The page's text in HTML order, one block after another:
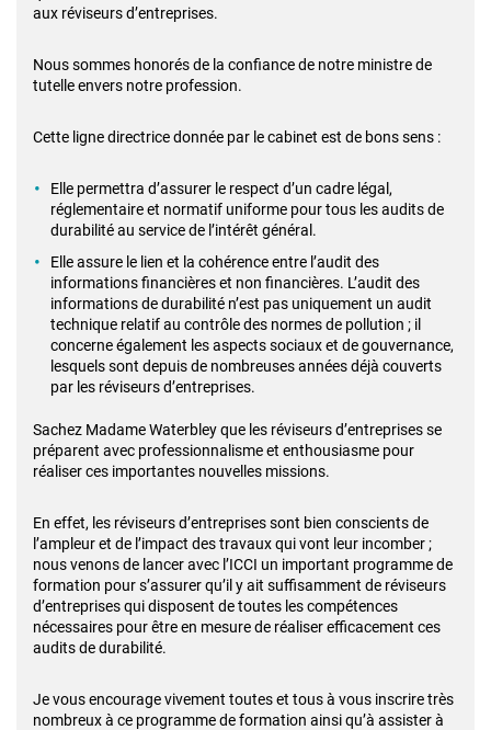
aux réviseurs d’entreprises.
Nous sommes honorés de la confiance de notre ministre de
tutelle envers notre profession.
Cette ligne directrice donnée par le cabinet est de bons sens :
Elle permettra d’assurer le respect d’un cadre légal,
réglementaire et normatif uniforme pour tous les audits de
durabilité au service de l’intérêt général.
Elle assure le lien et la cohérence entre l’audit des
informations financières et non financières. L’audit des
informations de durabilité n’est pas uniquement un audit
technique relatif au contrôle des normes de pollution ; il
concerne également les aspects sociaux et de gouvernance,
lesquels sont depuis de nombreuses années déjà couverts
par les réviseurs d’entreprises.
Sachez Madame Waterbley que les réviseurs d’entreprises se
préparent avec professionnalisme et enthousiasme pour
réaliser ces importantes nouvelles missions.
En effet, les réviseurs d’entreprises sont bien conscients de
l’ampleur et de l’impact des travaux qui vont leur incomber ;
nous venons de lancer avec l’ICCI un important programme de
formation pour s’assurer qu’il y ait suffisamment de réviseurs
d’entreprises qui disposent de toutes les compétences
nécessaires pour être en mesure de réaliser efficacement ces
audits de durabilité.
Je vous encourage vivement toutes et tous à vous inscrire très
nombreux à ce programme de formation ainsi qu’à assister à